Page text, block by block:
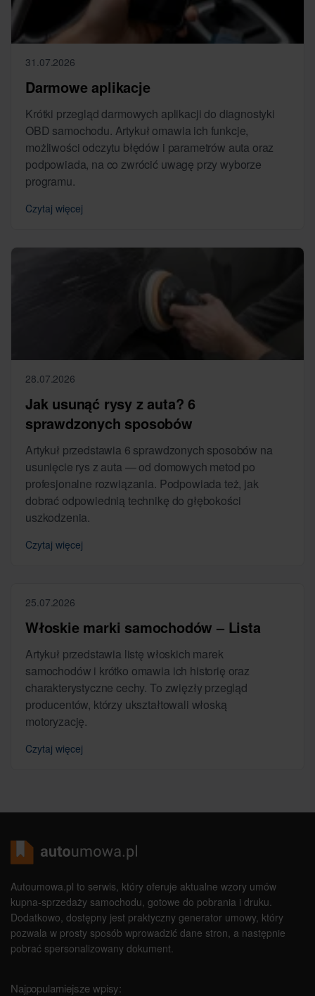
31.07.2026
Darmowe aplikacje
Krótki przegląd darmowych aplikacji do diagnostyki
OBD samochodu. Artykuł omawia ich funkcje,
możliwości odczytu błędów i parametrów auta oraz
podpowiada, na co zwrócić uwagę przy wyborze
programu.
Czytaj więcej
28.07.2026
Jak usunąć rysy z auta? 6
sprawdzonych sposobów
Artykuł przedstawia 6 sprawdzonych sposobów na
usunięcie rys z auta — od domowych metod po
profesjonalne rozwiązania. Podpowiada też, jak
dobrać odpowiednią technikę do głębokości
uszkodzenia.
Czytaj więcej
25.07.2026
Włoskie marki samochodów – Lista
Artykuł przedstawia listę włoskich marek
samochodów i krótko omawia ich historię oraz
charakterystyczne cechy. To zwięzły przegląd
producentów, którzy ukształtowali włoską
motoryzację.
Czytaj więcej
Autoumowa.pl to serwis, który oferuje aktualne wzory umów
kupna-sprzedaży samochodu, gotowe do pobrania i druku.
Dodatkowo, dostępny jest praktyczny generator umowy, który
pozwala w prosty sposób wprowadzić dane stron, a następnie
pobrać spersonalizowany dokument.
Najpopularniejsze wpisy: